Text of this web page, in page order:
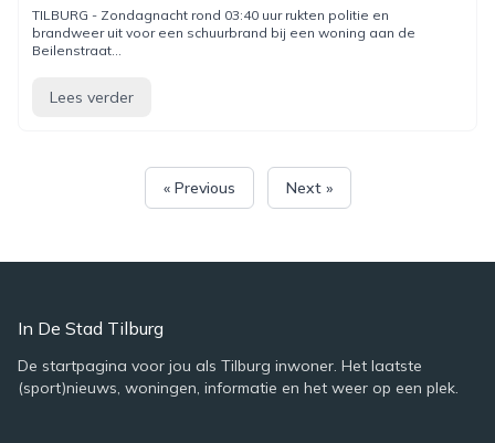
TILBURG - Zondagnacht rond 03:40 uur rukten politie en
brandweer uit voor een schuurbrand bij een woning aan de
Beilenstraat...
Lees verder
« Previous Next »
In De Stad Tilburg
De startpagina voor jou als Tilburg inwoner. Het laatste
(sport)nieuws, woningen, informatie en het weer op een plek.